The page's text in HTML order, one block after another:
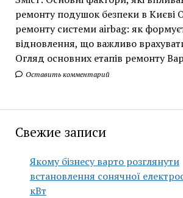
ремонту подушок безпеки в Києві
ремонту системи airbag: як
відновлення, що важливо
Огляд основних етапів ремонту
Оставить комментарий
Свежие записи
Якому бізнесу варто розглянути
встановлення сонячної
кВт